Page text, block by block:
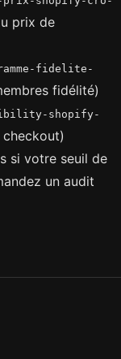
prix de
fidelite-
fidélité)
shopify-
si votre seuil de
un audit